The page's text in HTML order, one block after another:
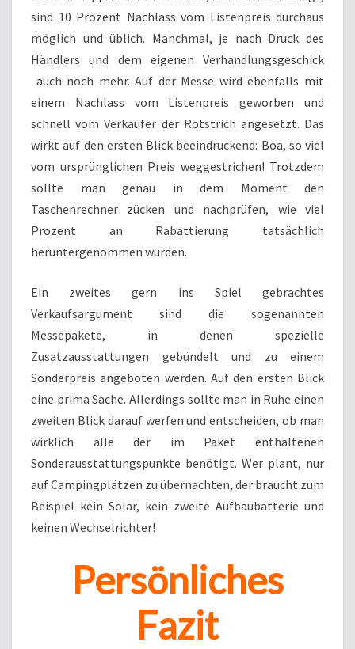
sind 10 Prozent Nachlass vom Listenpreis durchaus
möglich und üblich. Manchmal, je nach Druck des
Händlers und dem eigenen Verhandlungsgeschick
auch noch mehr. Auf der Messe wird ebenfalls mit
einem Nachlass vom Listenpreis geworben und
schnell vom Verkäufer der Rotstrich angesetzt. Das
wirkt auf den ersten Blick beeindruckend: Boa, so viel
vom ursprünglichen Preis weggestrichen! Trotzdem
sollte man genau in dem Moment den
Taschenrechner zücken und nachprüfen, wie viel
Prozent an Rabattierung tatsächlich
heruntergenommen wurden.
Ein zweites gern ins Spiel gebrachtes
Verkaufsargument sind die sogenannten
Messepakete, in denen spezielle
Zusatzausstattungen gebündelt und zu einem
Sonderpreis angeboten werden. Auf den ersten Blick
eine prima Sache. Allerdings sollte man in Ruhe einen
zweiten Blick darauf werfen und entscheiden, ob man
wirklich alle der im Paket enthaltenen
Sonderausstattungspunkte benötigt. Wer plant, nur
auf Campingplätzen zu übernachten, der braucht zum
Beispiel kein Solar, kein zweite Aufbaubatterie und
keinen Wechselrichter!
Persönliches
Fazit